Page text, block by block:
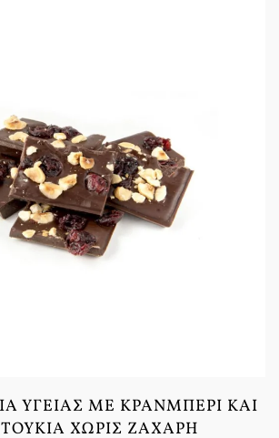
ΥΓΕΊΑΣ ΜΕ ΚΡΆΝΜΠΕΡΙ ΚΑΙ
ΧΩΡΊΣ ΖΆΧΑΡΗ